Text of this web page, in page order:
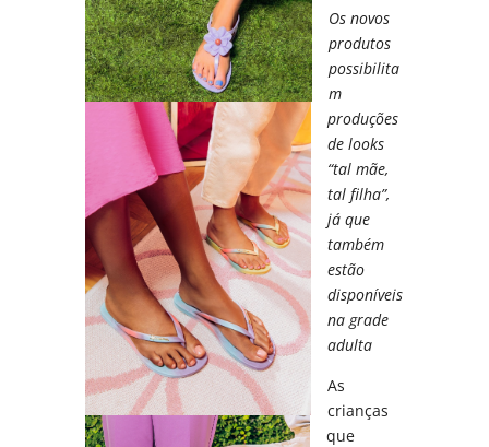
Os novos
produtos
possibilita
m
produções
de looks
“tal mãe,
tal filha”,
já que
também
estão
disponíveis
na grade
adulta
As
crianças
que